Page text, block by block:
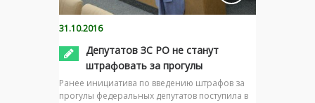
31.10.2016
Депутатов ЗС РО не станут
штрафовать за прогулы
Ранее инициатива по введению штрафов за
прогулы федеральных депутатов поступила в